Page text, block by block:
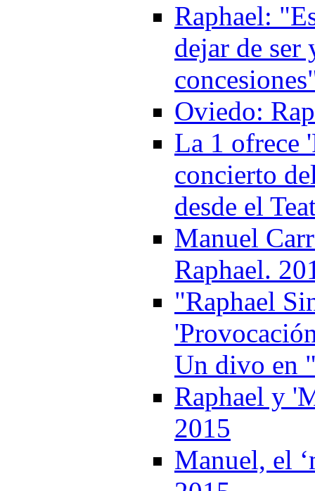
Raphael:
dejar de ser
Oviedo:
La 1 ofrece
concierto
desde el
Manuel
Raphael.
"Raphael
Un divo en
Raphael y
2015
Manuel, el